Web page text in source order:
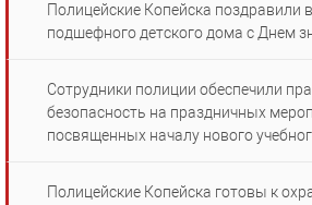
Полицейские Копейска поздравили
подшефного детского дома с Днем
Сотрудники полиции обеспечили
безопасность на праздничных
посвященных началу нового
Полицейские Копейска готовы к